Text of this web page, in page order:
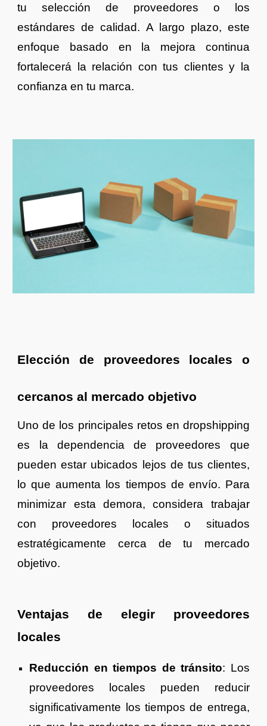
tu selección de proveedores o los
estándares de calidad. A largo plazo, este
enfoque basado en la mejora continua
fortalecerá la relación con tus clientes y la
confianza en tu marca.
Elección de proveedores locales o
cercanos al mercado objetivo
Uno de los principales retos en dropshipping
es la dependencia de proveedores que
pueden estar ubicados lejos de tus clientes,
lo que aumenta los tiempos de envío. Para
minimizar esta demora, considera trabajar
con proveedores locales o situados
estratégicamente cerca de tu mercado
objetivo.
Ventajas de elegir proveedores
locales
Reducción en tiempos de tránsito: Los
proveedores locales pueden reducir
significativamente los tiempos de entrega,